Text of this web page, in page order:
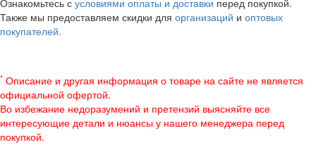
Ознакомьтесь с условиями оплаты и доставки перед покупкой.
Также мы предоставляем скидки для организаций и оптовых
покупателей.
* Описание и другая информация о товаре на сайте не является
официальной офертой.
Во избежание недоразумений и претензий выясняйте все
интересующие детали и нюансы у нашего менеджера перед
покупкой.